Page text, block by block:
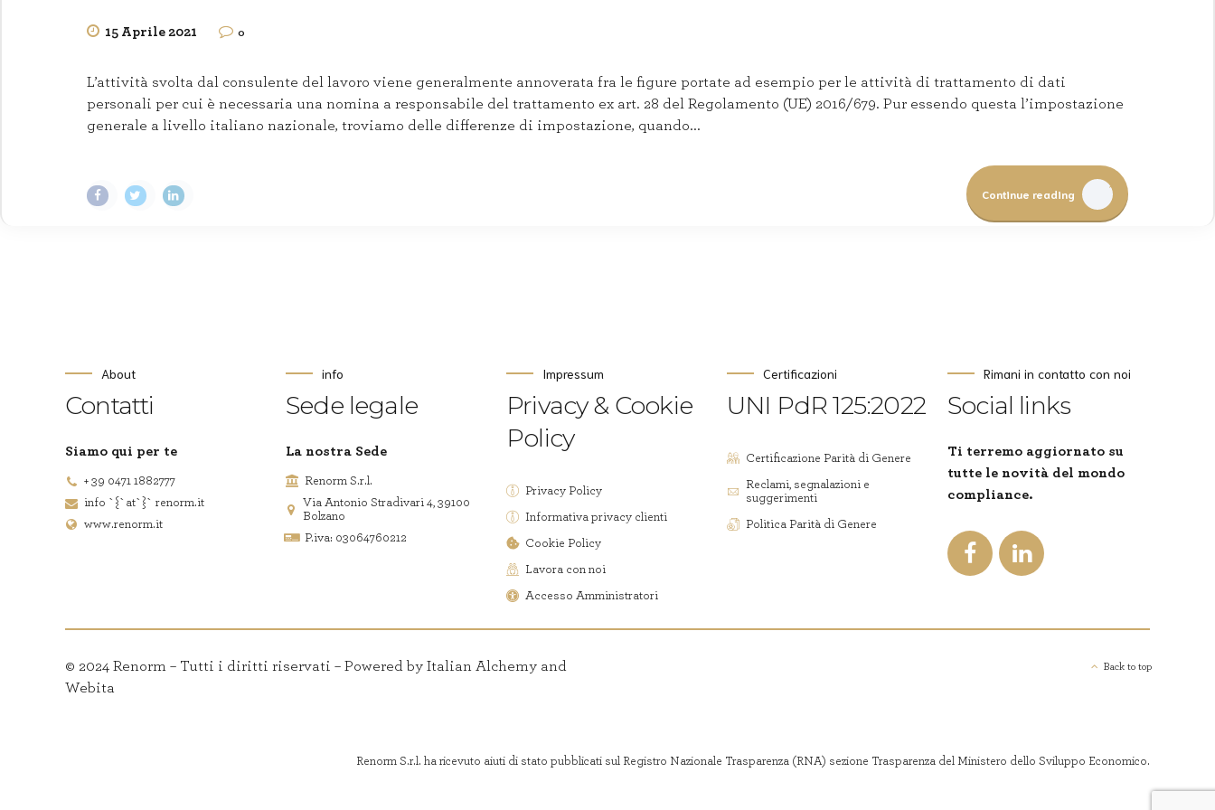
15 Aprile 2021 0
L’attività svolta dal consulente del lavoro viene generalmente annoverata fra le figure portate ad esempio per le attività di trattamento di dati
personali per cui è necessaria una nomina a responsabile del trattamento ex art. 28 del Regolamento (UE) 2016/679. Pur essendo questa l’impostazione
generale a livello italiano nazionale, troviamo delle differenze di impostazione, quando...
Continue reading
About
Contatti
Siamo qui per te
+ 39 0471 1882777
info `{`at`}` renorm.it
www.renorm.it
info
Sede legale
La nostra Sede
Renorm S.r.l.
Via Antonio Stradivari 4, 39100
Bolzano
P.iva: 03064760212
Impressum
Privacy & Cookie
Policy
Privacy Policy
Informativa privacy clienti
Cookie Policy
Lavora con noi
Accesso Amministratori
Certificazioni
UNI PdR 125:2022
Certificazione Parità di Genere
Reclami, segnalazioni e
suggerimenti
Politica Parità di Genere
Rimani in contatto con noi
Social links
Ti terremo aggiornato su
tutte le novità del mondo
compliance.
© 2024 Renorm – Tutti i diritti riservati – Powered by Italian Alchemy and
Webita
Back to top
Renorm S.r.l. ha ricevuto aiuti di stato pubblicati sul Registro Nazionale Trasparenza (RNA) sezione Trasparenza del Ministero dello Sviluppo Economico.